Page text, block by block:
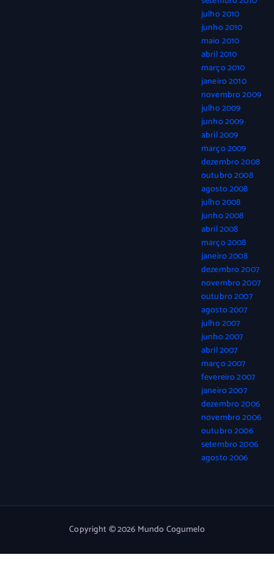
julho 2010
junho 2010
maio 2010
abril 2010
março 2010
janeiro 2010
novembro 2009
julho 2009
junho 2009
abril 2009
março 2009
dezembro 2008
outubro 2008
agosto 2008
julho 2008
junho 2008
abril 2008
março 2008
janeiro 2008
dezembro 2007
novembro 2007
outubro 2007
agosto 2007
julho 2007
junho 2007
abril 2007
março 2007
fevereiro 2007
janeiro 2007
dezembro 2006
novembro 2006
outubro 2006
setembro 2006
agosto 2006
Copyright © 2026 Mundo Cogumelo